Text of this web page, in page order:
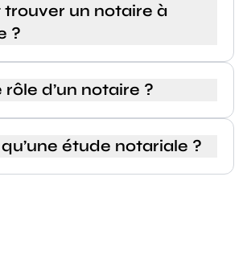
un notaire à
?
rôle d’un notaire ?
étude notariale ?